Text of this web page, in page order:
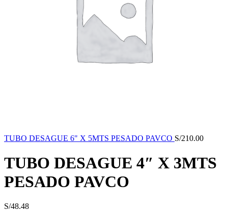
TUBO DESAGUE 6" X 5MTS PESADO PAVCO S/210.00
TUBO DESAGUE 4″ X 3MTS
PESADO PAVCO
S/48.48